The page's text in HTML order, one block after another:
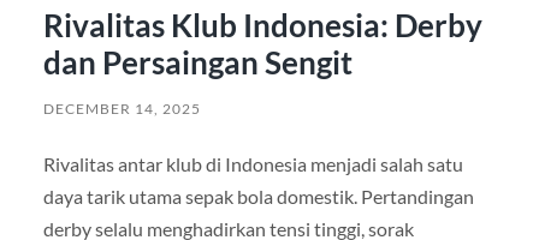
Rivalitas Klub Indonesia: Derby
dan Persaingan Sengit
DECEMBER 14, 2025
Rivalitas antar klub di Indonesia menjadi salah satu
daya tarik utama sepak bola domestik. Pertandingan
derby selalu menghadirkan tensi tinggi, sorak